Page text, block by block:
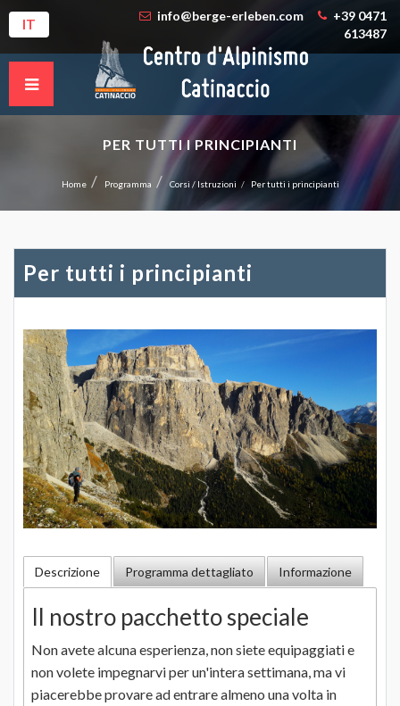
IT
info@berge-erleben.com
+39 0471
613487
PER TUTTI I PRINCIPIANTI
Home Programma Corsi / Istruzioni Per tutti i principianti
Per tutti i principianti
Descrizione Programma dettagliato Informazione
Il nostro pacchetto speciale
Non avete alcuna esperienza, non siete equipaggiati e
non volete impegnarvi per un'intera settimana, ma vi
piacerebbe provare ad entrare almeno una volta in